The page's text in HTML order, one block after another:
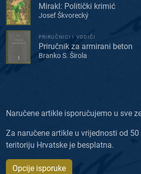
Mirakl: Politički krimić
Josef Škvorecký
PRIRUČNICI I VODIČI
Priručnik za armirani beton
Branko S. Širola
Naručene artikle isporučujemo u sve
Za naručene artikle u vrijednosti od
teritoriju Hrvatske je besplatna.
Opcije isporuke